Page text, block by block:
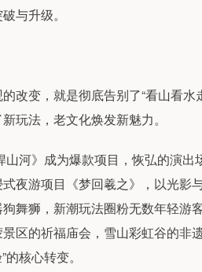
与升级。
改变，就是彻底告别了“看山看
玩法，老文化焕发新魅力。
山河》成为爆款项目，恢弘的演
夜游项目《梦回羲之》，以光影
舞狮，新潮玩法圈粉无数年轻游
区的祈福庙会，雪山彩虹谷的非
核心转变。